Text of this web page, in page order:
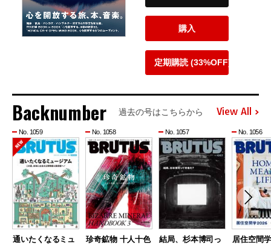
購入
定期購読 (33%OFF)
Backnumber 過去の号はこちらから View All
No. 1059
通いたくなるミュ
No. 1058
珍奇鉱物 十人十色
No. 1057
結局、杉本博司っ
No. 1056
居住空間